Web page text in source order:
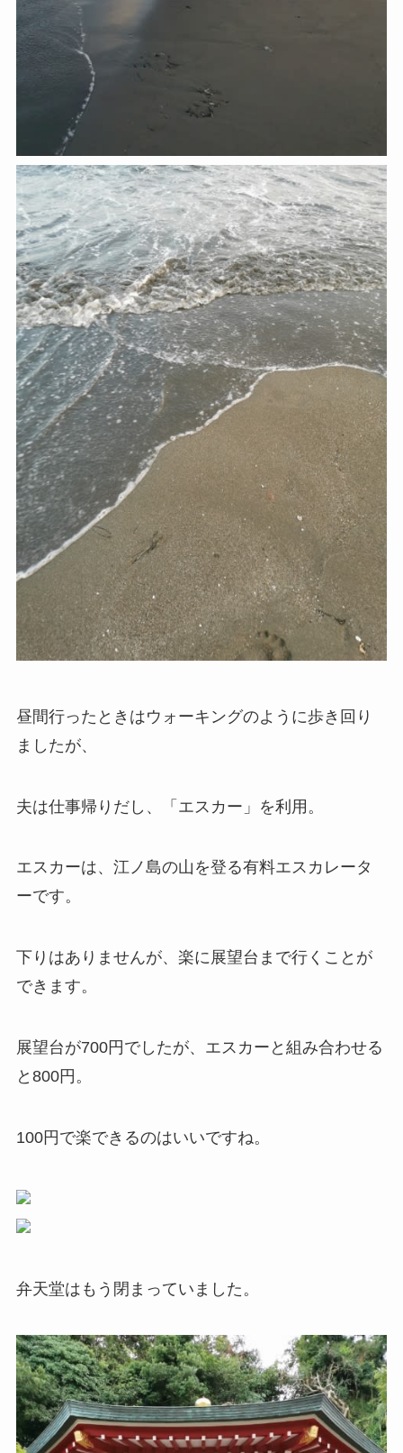
昼間行ったときはウォーキングのように歩き回り
ましたが、
夫は仕事帰りだし、「エスカー」を利用。
エスカーは、江ノ島の山を登る有料エスカレータ
ーです。
下りはありませんが、楽に展望台まで行くことが
できます。
展望台が700円でしたが、エスカーと組み合わせる
と800円。
100円で楽できるのはいいですね。
弁天堂はもう閉まっていました。